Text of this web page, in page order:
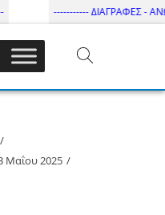
----------- ΔΙΑΓΡΑΦΕΣ -
– ΔΙ.ΠΑ.Ε
Μαΐου 2025